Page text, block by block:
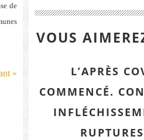
de
»
VOUS
L’APRÈS
COMMENCÉ.